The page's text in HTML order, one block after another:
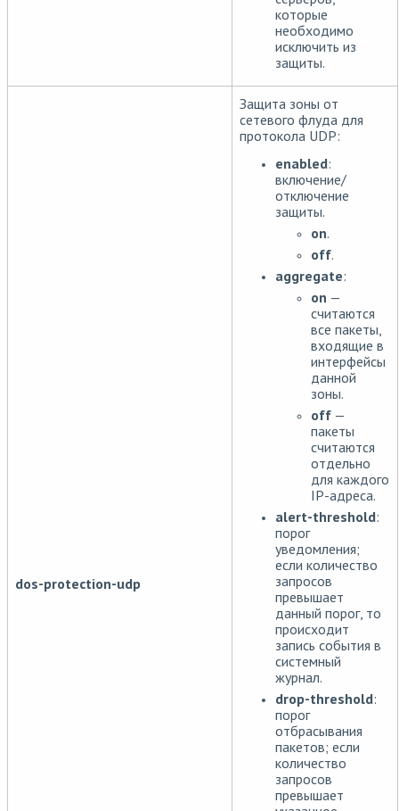
которые
необходимо
исключить из
защиты.
dos-protection-udp
Защита зоны от
сетевого флуда для
протокола UDP:
enabled:
включение/
отключение
защиты.
on.
off.
aggregate:
on —
считаются
все пакеты,
входящие в
интерфейсы
данной
зоны.
off —
пакеты
считаются
отдельно
для каждого
IP-адреса.
alert-threshold:
порог
уведомления;
если количество
запросов
превышает
данный порог, то
происходит
запись события в
системный
журнал.
drop-threshold:
порог
отбрасывания
пакетов; если
количество
запросов
превышает